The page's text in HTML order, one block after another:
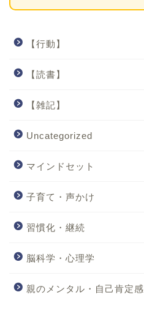
【行動】
【読書】
【雑記】
Uncategorized
マインドセット
子育て・声かけ
習慣化・継続
脳科学・心理学
親のメンタル・自己肯定感